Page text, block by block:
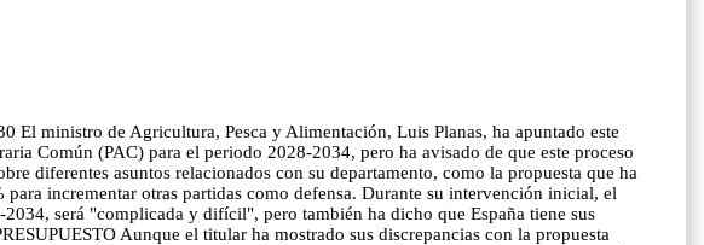
El ministro de Agricultura, Pesca y Alimentación, Luis Planas, ha apuntado este
Común (PAC) para el periodo 2028-2034, pero ha avisado de que este proceso
diferentes asuntos relacionados con su departamento, como la propuesta que ha
incrementar otras partidas como defensa. Durante su intervención inicial, el
será "complicada y difícil", pero también ha dicho que España tiene sus
Aunque el titular ha mostrado sus discrepancias con la propuesta